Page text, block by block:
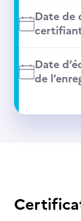
Date de
Date
de